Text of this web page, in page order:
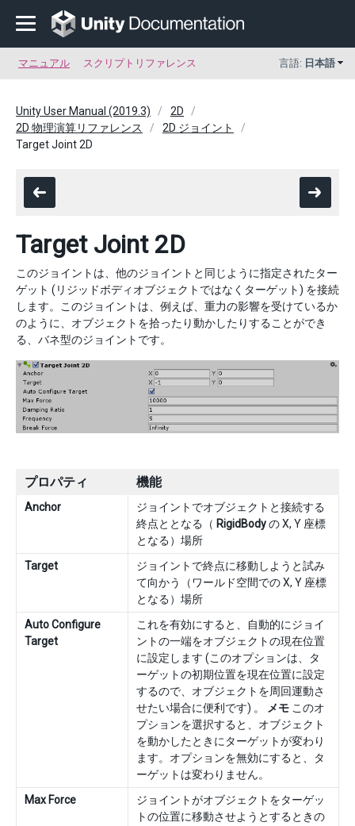
マニュアル スクリプトリファレンス 言語: 日本語
Unity User Manual (2019.3)
2D
2D 物理演算リファレンス
2D ジョイント
Target Joint 2D
Target Joint 2D
このジョイントは、他のジョイントと同じように指定されたター
ゲット (リジッドボディオブジェクトではなくターゲット) を接続
します。このジョイントは、例えば、重力の影響を受けているか
のように、オブジェクトを拾ったり動かしたりすることができ
る、バネ型のジョイントです。
プロパティ 機能
Anchor
ジョイントでオブジェクトと接続する
終点ととなる（ RigidBodyの X, Y 座標
となる）場所
Target
ジョイントで終点に移動しようと試み
て向かう（ワールド空間での X, Y 座標
となる）場所
Auto Configure
Target
これを有効にすると、自動的にジョイ
ントの一端をオブジェクトの現在位置
に設定します (このオプションは、タ
ーゲットの初期位置を現在位置に設定
するので、オブジェクトを周回運動さ
せたい場合に便利です) 。 メモ このオ
プションを選択すると、オブジェクト
を動かしたときにターゲットが変わり
ます。オプションを無効にすると、タ
ーゲットは変わりません。
Max Force
ジョイントがオブジェクトをターゲッ
トの位置に移動させようとするときの